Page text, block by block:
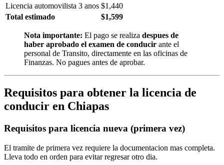
Licencia automovilista 3 anos $1,440
Total estimado
$1,599
Nota importante: El pago se realiza despues de
haber aprobado el examen de conducir ante el
personal de Transito, directamente en las oficinas de
Finanzas. No pagues antes de aprobar.
Requisitos para obtener la licencia de
conducir en Chiapas
Requisitos para licencia nueva (primera vez)
El tramite de primera vez requiere la documentacion mas completa.
Lleva todo en orden para evitar regresar otro dia.